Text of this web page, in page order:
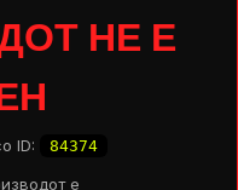
НЕ Е
ID: 84374
e